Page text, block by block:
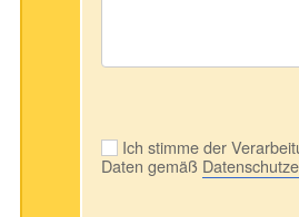
Ich stimme der
Daten gemäß